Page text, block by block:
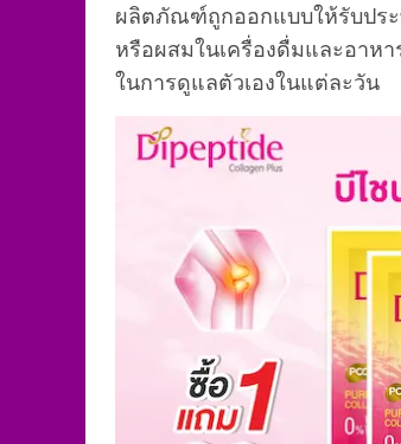
ผลิตภัณฑ์ถูกออกแบบให้รับประ
หรือผสมในเครื่องดื่มและอาห
ในการดูแลตัวเองในแต่ละวัน